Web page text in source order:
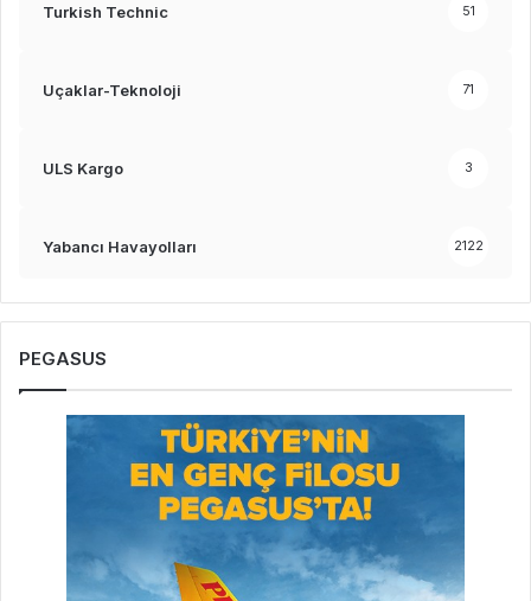
Turkish Technic 51
Uçaklar-Teknoloji 71
ULS Kargo 3
Yabancı Havayolları 2122
PEGASUS